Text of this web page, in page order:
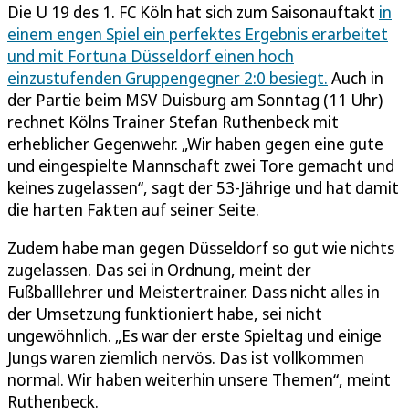
Die U 19 des 1. FC Köln hat sich zum Saisonauftakt in
einem engen Spiel ein perfektes Ergebnis erarbeitet
und mit Fortuna Düsseldorf einen hoch
einzustufenden Gruppengegner 2:0 besiegt. Auch in
der Partie beim MSV Duisburg am Sonntag (11 Uhr)
rechnet Kölns Trainer Stefan Ruthenbeck mit
erheblicher Gegenwehr. „Wir haben gegen eine gute
und eingespielte Mannschaft zwei Tore gemacht und
keines zugelassen“, sagt der 53-Jährige und hat damit
die harten Fakten auf seiner Seite.
Zudem habe man gegen Düsseldorf so gut wie nichts
zugelassen. Das sei in Ordnung, meint der
Fußballlehrer und Meistertrainer. Dass nicht alles in
der Umsetzung funktioniert habe, sei nicht
ungewöhnlich. „Es war der erste Spieltag und einige
Jungs waren ziemlich nervös. Das ist vollkommen
normal. Wir haben weiterhin unsere Themen“, meint
Ruthenbeck.